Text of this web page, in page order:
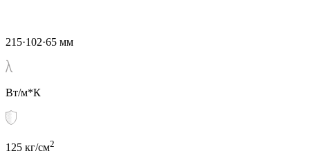
215·102·65 мм
Вт/м*К
125 кг/см2